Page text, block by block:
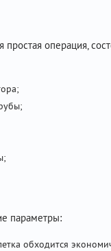
операция,
параметры:
обходится